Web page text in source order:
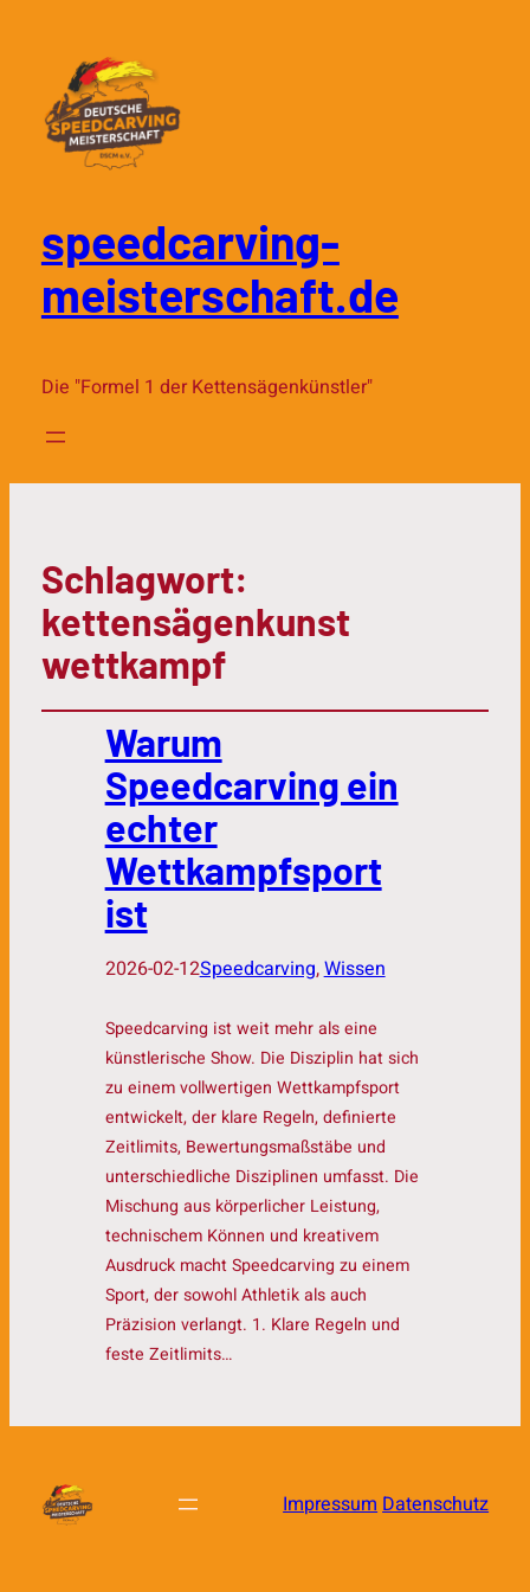
speedcarving-
meisterschaft.de
Die "Formel 1 der Kettensägenkünstler"
Schlagwort:
kettensägenkunst
wettkampf
Warum
Speedcarving ein
echter
Wettkampfsport
ist
2026-02-12Speedcarving, Wissen
Speedcarving ist weit mehr als eine
künstlerische Show. Die Disziplin hat sich
zu einem vollwertigen Wettkampfsport
entwickelt, der klare Regeln, definierte
Zeitlimits, Bewertungsmaßstäbe und
unterschiedliche Disziplinen umfasst. Die
Mischung aus körperlicher Leistung,
technischem Können und kreativem
Ausdruck macht Speedcarving zu einem
Sport, der sowohl Athletik als auch
Präzision verlangt. 1. Klare Regeln und
feste Zeitlimits…
ImpressumDatenschutz